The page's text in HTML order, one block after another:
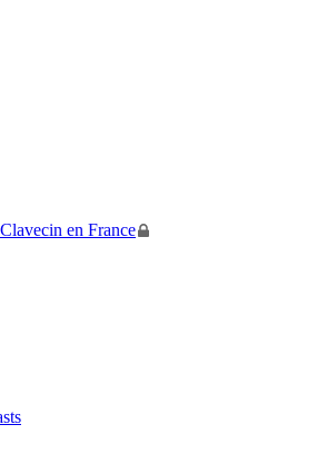
en France